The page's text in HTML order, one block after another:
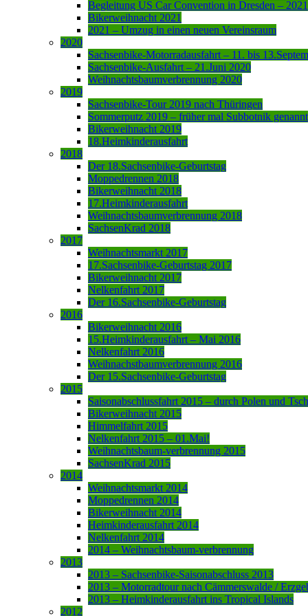
Begleitung US Car Convention in Dresden – 2021
Bikerweihnacht 2021
2021 – Umzug in einen neuen Vereinsraum
2020
Sachsenbike-Motorradausfahrt – 11. bis
Sachsenbike-Ausfahrt – 21.Juni 2020
Weihnachtsbaumverbrennung 2020
2019
Sachsenbike-Tour 2019 nach Thüringen
Sommerputz 2019 – früher mal Subbotnik genannt
Bikerweihnacht 2019
18.Heimkinderausfahrt
2018
Der 18.Sachsenbike-Geburtstag
Moppedrennen 2018
Bikerweihnacht 2018
17.Heimkinderausfahrt
Weihnachtsbaumverbrennung 2018
SachsenKrad 2018
2017
Weihnachtsmarkt 2017
17.Sachsenbike-Geburtstag 2017
Bikerweihnacht 2017
Nelkenfahrt 2017
Der 16.Sachsenbike-Geburtstag
2016
Bikerweihnacht 2016
15.Heimkinderausfahrt – Mai 2016
Nelkenfahrt 2016
Weihnachstbaumverbrennung 2016
Der 15.Sachsenbike-Geburtstag
2015
Saisonabschlussfahrt 2015 – durch Polen und
Bikerweihnacht 2015
Himmelfahrt 2015
Nelkenfahrt 2015 – 01.Mai!
Weihnachtsbaum-verbrennung 2015
SachsenKrad 2015
2014
Weihnachtsmarkt 2014
Moppedrennen 2014
Bikerweihnacht 2014
Heimkinderausfahrt 2014
Nelkenfahrt 2014
2014 – Weihnachtsbaum-verbrennung
2013
2013 – Sachsenbike-Saisonabschluss 2013
2013 – Motorradtour nach Cämmerswalde /
2013 – Heimkinderausfahrt ins Tropical Islands
2012